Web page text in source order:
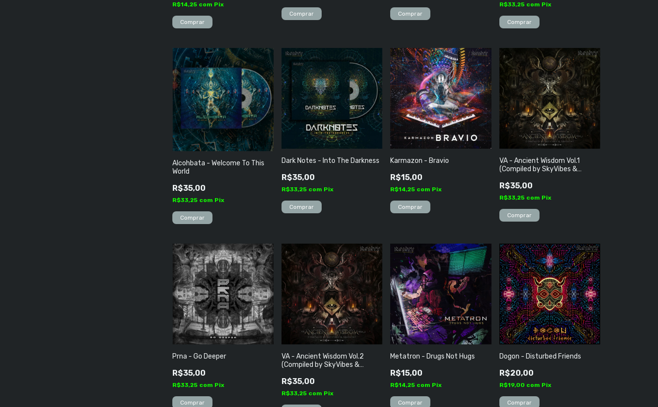
R$14,25 com Pix R$33,25 com Pix
Alcohbata - Welcome To This
World
R$35,00
R$33,25 com Pix
Dark Notes - Into The Darkness
R$35,00
R$33,25 com Pix
Karmazon - Bravio
R$15,00
R$14,25 com Pix
VA - Ancient Wisdom Vol​.​1
(Compiled by SkyVibes &
R$35,00
R$33,25 com Pix
Prna - Go Deeper
R$35,00
R$33,25 com Pix
VA - Ancient Wisdom Vol​.​2
(Compiled by SkyVibes &
R$35,00
R$33,25 com Pix
Metatron - Drugs Not Hugs
R$15,00
R$14,25 com Pix
Dogon - Disturbed Friends
R$20,00
R$19,00 com Pix